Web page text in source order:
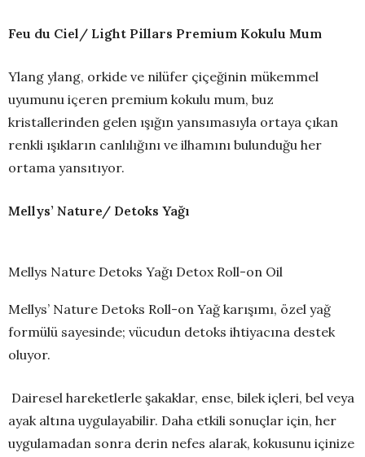
Feu du Ciel/ Light Pillars Premium Kokulu Mum
Ylang ylang, orkide ve nilüfer çiçeğinin mükemmel
uyumunu içeren premium kokulu mum, buz
kristallerinden gelen ışığın yansımasıyla ortaya çıkan
renkli ışıkların canlılığını ve ilhamını bulunduğu her
ortama yansıtıyor.
Mellys’ Nature/ Detoks Yağı
Mellys Nature Detoks Yağı Detox Roll-on Oil
Mellys’ Nature Detoks Roll-on Yağ karışımı, özel yağ
formülü sayesinde; vücudun detoks ihtiyacına destek
oluyor.
Dairesel hareketlerle şakaklar, ense, bilek içleri, bel veya
ayak altına uygulayabilir. Daha etkili sonuçlar için, her
uygulamadan sonra derin nefes alarak, kokusunu içinize